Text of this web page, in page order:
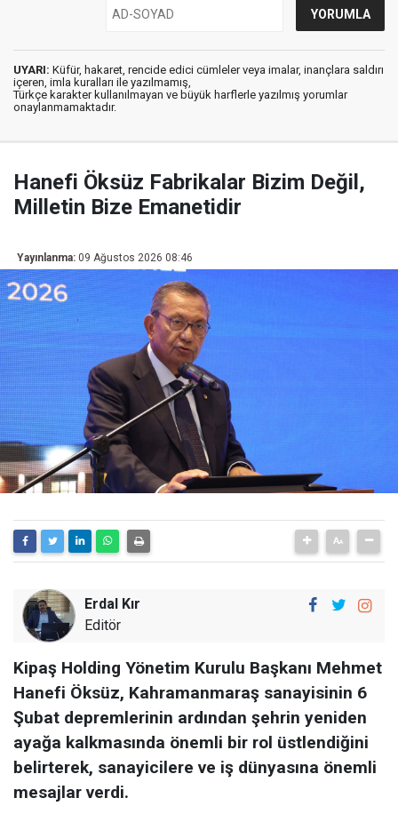
UYARI: Küfür, hakaret, rencide edici cümleler veya imalar, inançlara saldırı
içeren, imla kuralları ile yazılmamış,
Türkçe karakter kullanılmayan ve büyük harflerle yazılmış yorumlar
onaylanmamaktadır.
Hanefi Öksüz Fabrikalar Bizim Değil,
Milletin Bize Emanetidir
Yayınlanma: 09 Ağustos 2026 08:46
Erdal Kır
Editör
Kipaş Holding Yönetim Kurulu Başkanı Mehmet
Hanefi Öksüz, Kahramanmaraş sanayisinin 6
Şubat depremlerinin ardından şehrin yeniden
ayağa kalkmasında önemli bir rol üstlendiğini
belirterek, sanayicilere ve iş dünyasına önemli
mesajlar verdi.